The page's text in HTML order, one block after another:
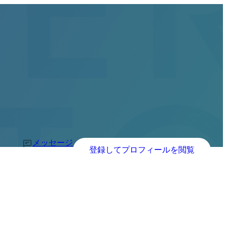
メッセージ
登録してプロフィールを閲覧